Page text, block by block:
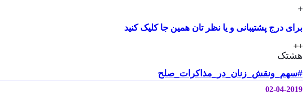
+
برای درج پشتیبانی و یا نظر تان همین جا کلیک کنید
++
هشتک
#سهم_ونقش_زنان_در_مذاکرات_صلح
02-04-2019